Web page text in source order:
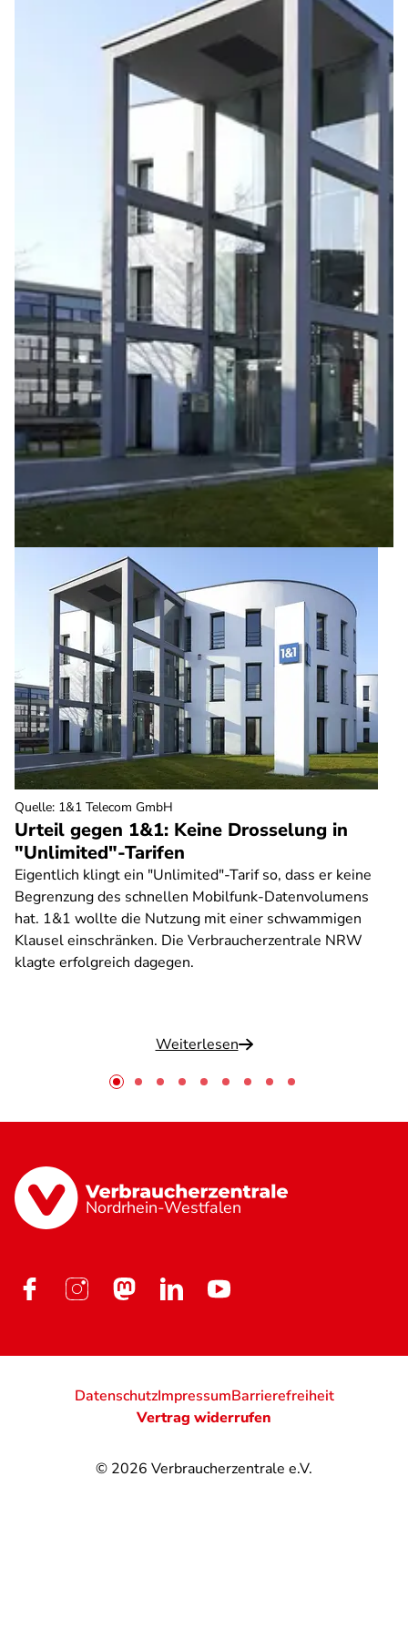
Urteil gegen 1&1: Keine Drosselung in
"Unlimited"-Tarifen
Eigentlich klingt ein "Unlimited"-Tarif so, dass er keine
Begrenzung des schnellen Mobilfunk-Datenvolumens
hat. 1&1 wollte die Nutzung mit einer schwammigen
Klausel einschränken. Die Verbraucherzentrale NRW
klagte erfolgreich dagegen.
Weiterlesen
Quelle: 1&1 Telecom GmbH
Nordrhein-Westfalen
© 2026 Verbraucherzentrale e.V.
DatenschutzImpressumBarrierefreiheit
Vertrag widerrufen